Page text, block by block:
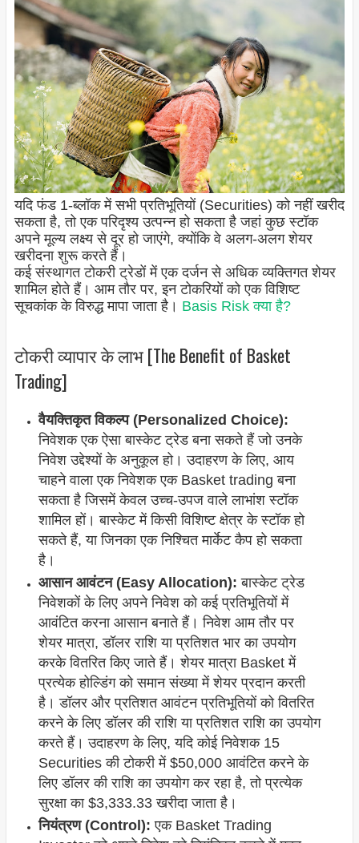
यदि फंड 1-ब्लॉक में सभी प्रतिभूतियों (Securities) को नहीं खरीद
सकता है, तो एक परिदृश्य उत्पन्न हो सकता है जहां कुछ स्टॉक
अपने मूल्य लक्ष्य से दूर हो जाएंगे, क्योंकि वे अलग-अलग शेयर
खरीदना शुरू करते हैं।
कई संस्थागत टोकरी ट्रेडों में एक दर्जन से अधिक व्यक्तिगत शेयर
शामिल होते हैं। आम तौर पर, इन टोकरियों को एक विशिष्ट
सूचकांक के विरुद्ध मापा जाता है। Basis Risk क्या है?
टोकरी व्यापार के लाभ [The Benefit of Basket
Trading]
वैयक्तिकृत विकल्प (Personalized Choice):
निवेशक एक ऐसा बास्केट ट्रेड बना सकते हैं जो उनके
निवेश उद्देश्यों के अनुकूल हो। उदाहरण के लिए, आय
चाहने वाला एक निवेशक एक Basket trading बना
सकता है जिसमें केवल उच्च-उपज वाले लाभांश स्टॉक
शामिल हों। बास्केट में किसी विशिष्ट क्षेत्र के स्टॉक हो
सकते हैं, या जिनका एक निश्चित मार्केट कैप हो सकता
है।
आसान आवंटन (Easy Allocation): बास्केट ट्रेड
निवेशकों के लिए अपने निवेश को कई प्रतिभूतियों में
आवंटित करना आसान बनाते हैं। निवेश आम तौर पर
शेयर मात्रा, डॉलर राशि या प्रतिशत भार का उपयोग
करके वितरित किए जाते हैं। शेयर मात्रा Basket में
प्रत्येक होल्डिंग को समान संख्या में शेयर प्रदान करती
है। डॉलर और प्रतिशत आवंटन प्रतिभूतियों को वितरित
करने के लिए डॉलर की राशि या प्रतिशत राशि का उपयोग
करते हैं। उदाहरण के लिए, यदि कोई निवेशक 15
Securities की टोकरी में $50,000 आवंटित करने के
लिए डॉलर की राशि का उपयोग कर रहा है, तो प्रत्येक
सुरक्षा का $3,333.33 खरीदा जाता है।
नियंत्रण (Control): एक Basket Trading